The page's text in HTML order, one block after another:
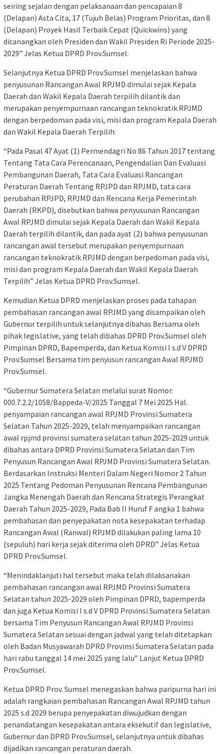
seiring sejalan dengan pelaksanaan dan pencapaian 8
(Delapan) Asta Cita, 17 (Tujuh Belas) Program Prioritas, dan 8
(Delapan) Proyek Hasil Terbaik Cepat (Quickwins) yang
dicanangkan oleh Presiden dan Wakil Presiden Ri Periode 2025-
2029” Jelas Ketua DPRD Prov.Sumsel.
Selanjutnya Ketua DPRD Prov.Sumsel menjelaskan bahwa
penyusunan Rancangan Awal RPJMD dimulai sejak Kepala
Daerah dan Wakil Kepala Daerah terpilih dilantik dan
merupakan penyempurnaan rancangan teknokratik RPJMD
dengan berpedoman pada visi, misi dan program Kepala Daerah
dan Wakil Kepala Daerah Terpilih:
“Pada Pasal 47 Ayat (1) Permendagri No 86 Tahun 2017 tentang
Tentang Tata Cara Perencanaan, Pengendalian Dan Evaluasi
Pembangunan Daerah, Tata Cara Evaluasi Rancangan
Peraturan Daerah Tentang RPJPD dan RPJMD, tata cara
perubahan RPJPD, RPJMD dan Rencana Kerja Pemerintah
Daerah (RKPD), disebutkan bahwa penyusunan Rancangan
Awal RPJMD dimulai sejak Kepala Daerah dan Wakil Kepala
Daerah terpilih dilantik, dan pada ayat (2) bahwa penyusunan
rancangan awal tersebut merupakan penyempurnaan
rancangan teknokratik RPJMD dengan berpedoman pada visi,
misi dan program Kepala Daerah dan Wakil Kepala Daerah
Terpilih” Jelas Ketua DPRD Prov.Sumsel.
Kemudian Ketua DPRD menjelaskan proses pada tahapan
pembahasan rancangan awal RPJMD yang disampaikan oleh
Gubernur terpilih untuk selanjutnya dibahas Bersama oleh
pihak legislative, yang telah dibahas DPRD Prov.Sumsel oleh
Pimpinan DPRD, Bapemperda, dan Ketua Komisi I s.d V DPRD
Prov.Sumsel Bersama tim penyusun rancangan Awal RPJMD
Prov.Sumsel.
“Gubernur Sumatera Selatan melalui surat Nomor:
000.7.2.2/1058/Bappeda-V/2025 Tanggal 7 Mei 2025 Hal.
penyampaian rancangan awal RPJMD Provinsi Sumatera
Selatan Tahun 2025-2029, telah menyampaikan rancangan
awal rpjmd provinsi sumatera selatan tahun 2025-2029 untuk
dibahas antara DPRD Provinsi Sumatera Selatan dan Tim
Penyusun Rancangan Awal RPJMD Provinsi Sumatera Selatan.
Berdasarkan Instruksi Menteri Dalam Negeri Nomor 2 Tahun
2025 Tentang Pedoman Penyusunan Rencana Pembangunan
Jangka Menengah Daerah dan Rencana Strategis Perangkat
Daerah Tahun 2025-2029, Pada Bab II Huruf F angka 1 bahwa
pembahasan dan penyepakatan nota kesepakatan terhadap
Rancangan Awal (Ranwal) RPJMD dilakukan paling lama 10
(sepuluh) hari kerja sejak diterima oleh DPRD” Jelas Ketua
DPRD Prov.Sumsel.
“Menindaklanjuti hal tersebut maka telah dilaksanakan
pembahasan rancangan awal RPJMD Provinsi Sumatera
Selatan tahun 2025-2029 oleh Pimpinan DPRD, bapemperda
dan juga Ketua Komisi I s.d V DPRD Provinsi Sumatera Selatan
bersama Tim Penyusun Rancangan Awal RPJMD Provinsi
Sumatera Selatan sesuai dengan jadwal yang telah ditetapkan
oleh Badan Musyawarah DPRD Provinsi Sumatera Selatan pada
hari rabu tanggal 14 mei 2025 yang lalu” Lanjut Ketua DPRD
Prov.Sumsel.
Ketua DPRD Prov. Sumsel menegaskan bahwa paripurna hari ini
adalah rangkaian pembahasan Rancangan Awal RPJMD tahun
2025 s.d 2029 berupa penyepakatan diwujudkan dengan
penandatangan kesepakatan antara eksekutif dan legislative,
Gubernur dan DPRD Prov.Sumsel, selanjutnya untuk dibahas
dijadikan rancangan peraturan daerah.